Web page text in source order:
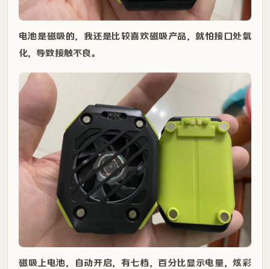
电池是磁吸的，我还是比较喜欢磁吸产品，就怕接口处氧
化，导致接触不良。
磁吸上电池，自动开启，有七档，百分比显示电量，炫彩